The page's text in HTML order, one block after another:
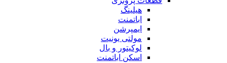
هیلینگ
اباتمنت
ایمپرشن
مولتی یونیت
لوکیتور و بال
اسکن اباتمنت